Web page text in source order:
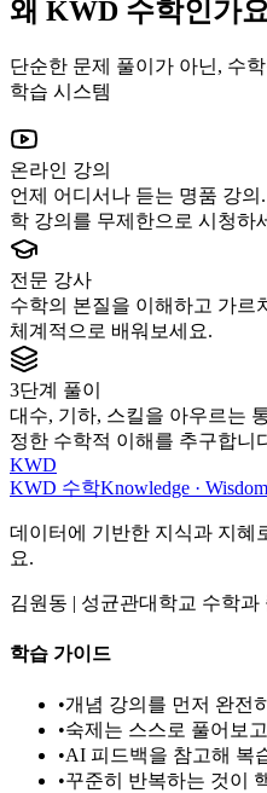
왜 KWD 수학인가
단순한 문제 풀이가 아닌, 수
학습 시스템
온라인 강의
언제 어디서나 듣는 명품 강
학 강의를 무제한으로 시청하
전문 강사
수학의 본질을 이해하고 가르
체계적으로 배워보세요.
3단계 풀이
대수, 기하, 스킬을 아우르는
정한 수학적 이해를 추구합니
KWD
KWD 수학Knowledge ·
데이터에 기반한 지식과 지혜
요.
김원동 | 성균관대학교 수학과
학습 가이드
•개념 강의를 먼저 완전
•숙제는 스스로 풀어보
•AI 피드백을 참고해 복
•꾸준히 반복하는 것이